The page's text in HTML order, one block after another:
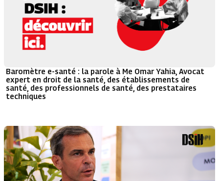
Baromètre e-santé : la parole à Me Omar Yahia, Avocat
expert en droit de la santé, des établissements de
santé, des professionnels de santé, des prestataires
techniques